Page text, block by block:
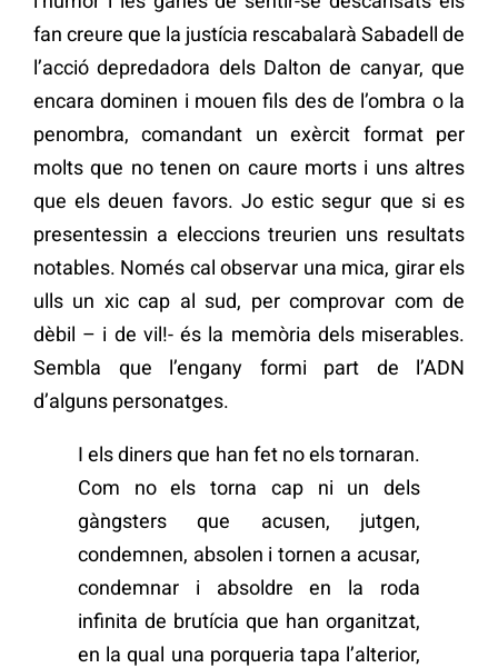
fan creure que la justícia rescabalarà Sabadell de
l’acció depredadora dels Dalton de canyar, que
encara dominen i mouen fils des de l’ombra o la
penombra, comandant un exèrcit format per
molts que no tenen on caure morts i uns altres
que els deuen favors. Jo estic segur que si es
presentessin a eleccions treurien uns resultats
notables. Només cal observar una mica, girar els
ulls un xic cap al sud, per comprovar com de
dèbil – i de vil!- és la memòria dels miserables.
Sembla que l’engany formi part de l’ADN
d’alguns personatges.
I els diners que han fet no els tornaran.
Com no els torna cap ni un dels
gàngsters que acusen, jutgen,
condemnen, absolen i tornen a acusar,
condemnar i absoldre en la roda
infinita de brutícia que han organitzat,
en la qual una porqueria tapa l’alterior,